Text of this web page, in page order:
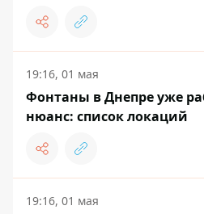
19:16, 01 мая
Фонтаны в Днепре уже
нюанс: список локаций
19:16, 01 мая